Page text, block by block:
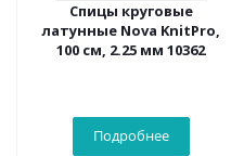
Спицы круговые
латунные Nova KnitPro,
100 см, 2.25 мм 10362
Подробнее